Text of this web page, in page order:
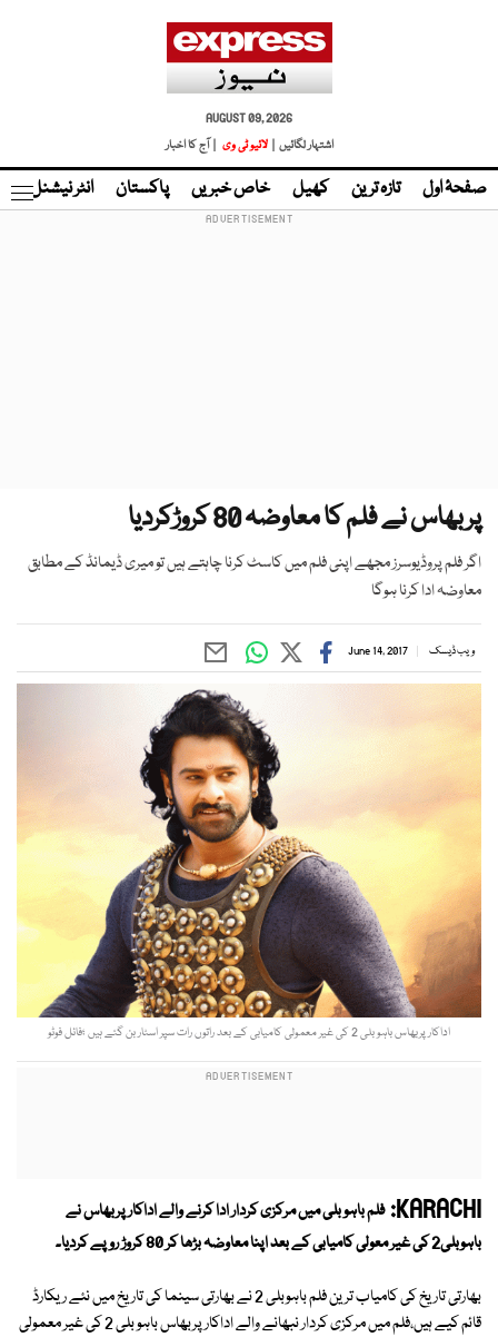
AUGUST 09, 2026
اشتہار لگائیں |
لائیو ٹی وی | آج کا اخبار
صفحۂ اول تازہ ترین کھیل خاص خبریں پاکستان انٹر نیشنل
پربھاس نے فلم کا معاوضہ 80 کروڑکردیا
اگر فلم پروڈیوسرز مجھے اپنی فلم میں کاسٹ کرنا چاہتے ہیں تو میری ڈیمانڈ کے مطابق
معاوضہ ادا کرنا ہوگا
ویب ڈیسک June 14, 2017
اداکار پربھاس باہو بلی 2 کی غیر معمولی کامیابی کے بعد راتوں رات سپر اسٹار بن گئے ہیں ؛فائل فوٹو
KARACHI: فلم باہو بلی میں مرکزی کردار ادا کرنے والے اداکار پربھاس نے
باہوبلی2 کی غیر معولی کامیابی کے بعد اپنا معاوضہ بڑھا کر 80 کروڑ روپے کردیا۔
بھارتی تاریخ کی کامیاب ترین فلم باہوبلی 2 نے بھارتی سینما کی تاریخ میں نئے ریکارڈ
قائم کیے ہیں،فلم میں مرکزی کردار نبھانے والے اداکار پربھاس باہو بلی 2 کی غیر معمولی